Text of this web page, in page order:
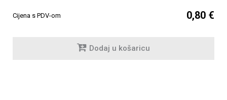
Cijena s PDV-om 0,80 €
Dodaj u košaricu